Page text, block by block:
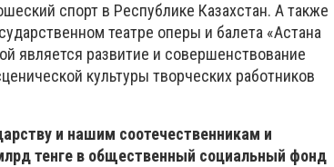
спорт в Республике Казахстан. А также
театре оперы и балета «Астана
является развитие и совершенствование
культуры творческих работников
и нашим соотечественникам и
тенге в общественный социальный фонд